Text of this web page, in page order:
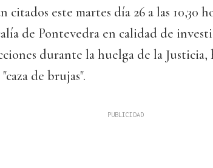
citados este martes día 26 a las 10,30
de Pontevedra en calidad de
durante la huelga de la
de brujas".